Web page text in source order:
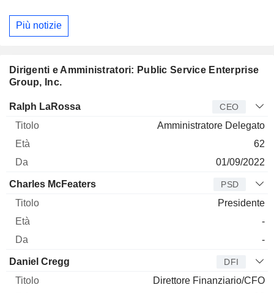
Più notizie
Dirigenti e Amministratori: Public Service Enterprise
Group, Inc.
Manager Titolo
Ralph LaRossa CEO
Amministratore Delegato
62
01/09/2022
Charles McFeaters PSD
Presidente
-
-
Daniel Cregg DFI
Direttore Finanziario/CFO